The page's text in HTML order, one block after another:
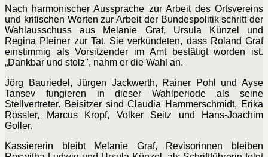
Nach harmonischer Aussprache zur Arbeit des Ortsvereins
und kritischen Worten zur Arbeit der Bundespolitik schritt der
Wahlausschuss aus Melanie Graf, Ursula Künzel und
Regina Pleiner zur Tat. Sie verkündeten, dass Roland Graf
einstimmig als Vorsitzender im Amt bestätigt worden ist.
„Dankbar und stolz", nahm er die Wahl an.
Jörg Bauriedel, Jürgen Jackwerth, Rainer Pohl und Ayse
Tansev fungieren in dieser Wahlperiode als seine
Stellvertreter. Beisitzer sind Claudia Hammerschmidt, Erika
Rössler, Marcus Kropf, Volker Seitz und Hans-Joachim
Goller.
Kassiererin bleibt Melanie Graf, Revisorinnen bleiben